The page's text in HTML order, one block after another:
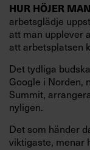
HUR HÖJER MAN
arbetsglädje
att man upplever
att arbetsplatsen
Det tydliga
Google i Norden,
Summit,
nyligen.
Det som händer
viktigaste, menar